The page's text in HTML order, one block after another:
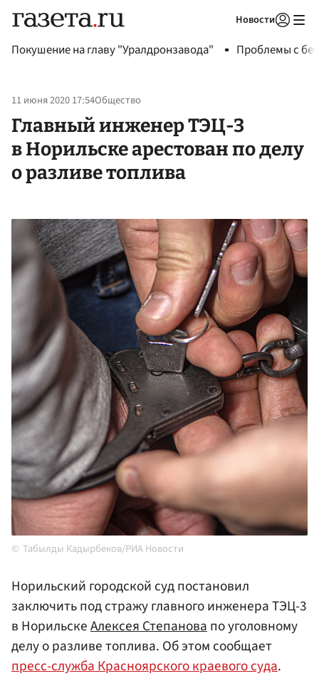
Новости
Покушение на главу "Уралдронзавода" Проблемы с
11 июня 2020 17:54Общество
Главный инженер ТЭЦ-3
в Норильске арестован по делу
о разливе топлива
Табылды Кадырбеков/РИА Новости
Норильский городской суд постановил
заключить под стражу главного инженера ТЭЦ-3
в НорильскеАлексея Степановапо уголовному
делу о разливе топлива. Об этом сообщает
пресс-служба Красноярского краевого суда.